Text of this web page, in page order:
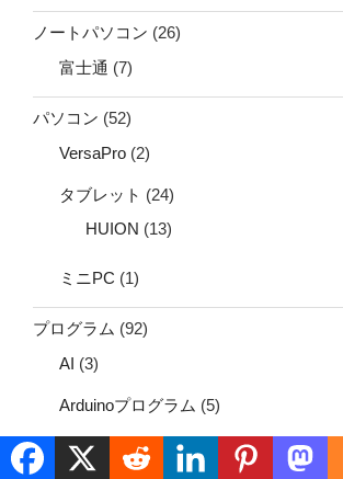
ノートパソコン (26)
富士通 (7)
パソコン (52)
VersaPro (2)
タブレット (24)
HUION (13)
ミニPC (1)
プログラム (92)
AI (3)
Arduinoプログラム (5)
ESP(2)